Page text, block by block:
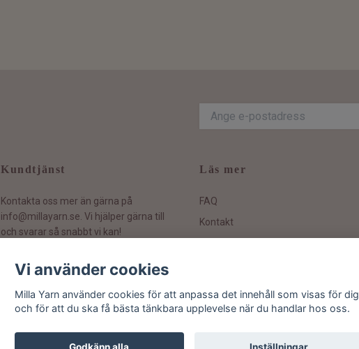
Kundtjänst
Kontakta oss mer än gärna på
info@millayarn.se . Vi hjälper gärna till
och svarar så snabbt vi kan!
Läs mer
FAQ
Kontakt
Vi använder cookies
Milla Yarn använder cookies för att anpassa det innehåll som visas för dig
och för att du ska få bästa tänkbara upplevelse när du handlar hos oss.